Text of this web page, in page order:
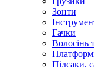
Зонти
Гачки
Волосінь
Підсаки,